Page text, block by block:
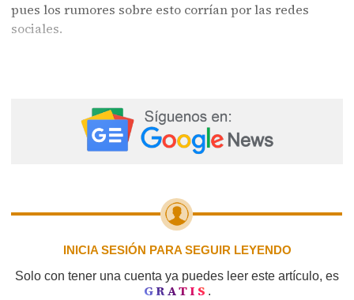
pues los rumores sobre esto corrían por las redes
sociales.
INICIA SESIÓN PARA SEGUIR LEYENDO
Solo con tener una cuenta ya puedes leer este artículo, es
GRATIS .